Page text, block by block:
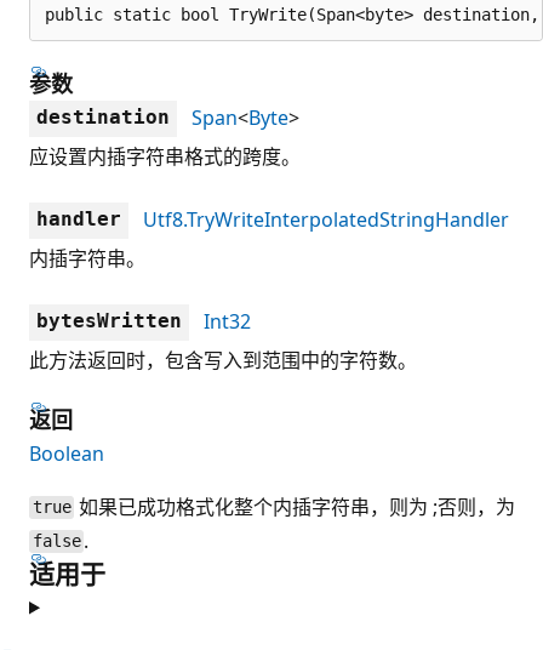
public static bool TryWrite(Span<byte>
参数
destination Span<Byte>
应设置内插字符串格式的跨度。
handler
Utf8.TryWriteInterpolatedStringHandler
内插字符串。
bytesWritten
Int32
此方法返回时，包含写入到范围中的字符数。
返回
Boolean
true 如果已成功格式化整个内插字符串，则为 ;否则，为
false .
适用于